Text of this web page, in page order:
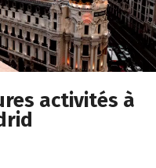
activités à